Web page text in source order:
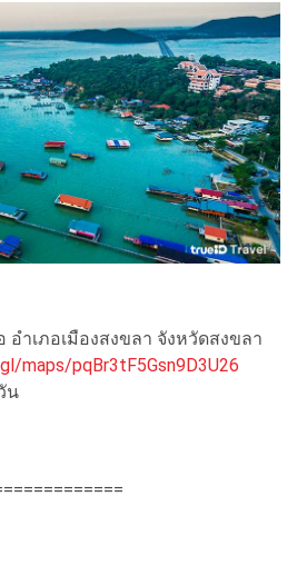
อำเภอเมืองสงขลา จังหวัดสงขลา
maps/pqBr3tF5Gsn9D3U26
น